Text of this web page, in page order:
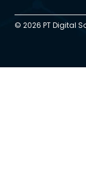
© 2026 PT Digital